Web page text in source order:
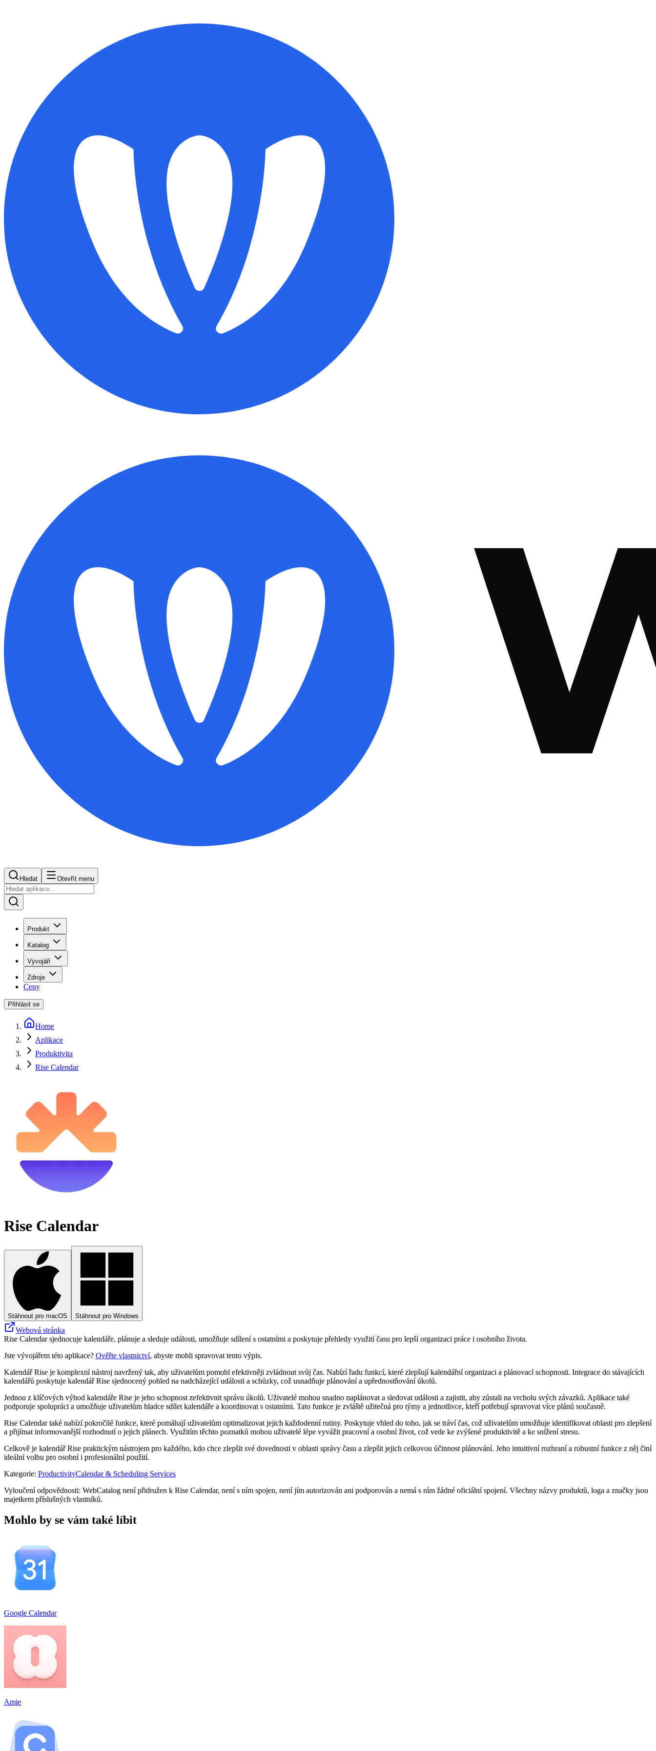
Hledat Otevřít menu
Produkt
Katalog
Vývojáři
Zdroje
Ceny
Přihlásit se
Home
Aplikace
Produktivita
Rise Calendar
Rise Calendar
Stáhnout pro macOS Stáhnout pro Windows
Webová stránka
Rise Calendar sjednocuje kalendáře, plánuje a sleduje události, umožňuje sdílení s ostatními a poskytuje přehledy využití času pro lepší organizaci práce i osobního života.
Jste vývojářem této aplikace? Ověřte vlastnictví, abyste mohli spravovat tento výpis.
Kalendář Rise je komplexní nástroj navržený tak, aby uživatelům pomohl efektivněji zvládnout svůj čas. Nabízí řadu funkcí, které zlepšují kalendářní organizaci a plánovací schopnosti. Integrace do stávajících
kalendářů poskytuje kalendář Rise sjednocený pohled na nadcházející události a schůzky, což usnadňuje plánování a upřednostňování úkolů.
Jednou z klíčových výhod kalendáře Rise je jeho schopnost zefektivnit správu úkolů. Uživatelé mohou snadno naplánovat a sledovat události a zajistit, aby zůstali na vrcholu svých závazků. Aplikace také
podporuje spolupráci a umožňuje uživatelům hladce sdílet kalendáře a koordinovat s ostatními. Tato funkce je zvláště užitečná pro týmy a jednotlivce, kteří potřebují spravovat více plánů současně.
Rise Calendar také nabízí pokročilé funkce, které pomáhají uživatelům optimalizovat jejich každodenní rutiny. Poskytuje vhled do toho, jak se tráví čas, což uživatelům umožňuje identifikovat oblasti pro zlepšení
a přijímat informovanější rozhodnutí o jejich plánech. Využitím těchto poznatků mohou uživatelé lépe vyvážit pracovní a osobní život, což vede ke zvýšené produktivitě a ke snížení stresu.
Celkově je kalendář Rise praktickým nástrojem pro každého, kdo chce zlepšit své dovednosti v oblasti správy času a zlepšit jejich celkovou účinnost plánování. Jeho intuitivní rozhraní a robustní funkce z něj činí
ideální volbu pro osobní i profesionální použití.
Kategorie: ProductivityCalendar & Scheduling Services
Vyloučení odpovědnosti: WebCatalog není přidružen k Rise Calendar, není s ním spojen, není jím autorizován ani podporován a nemá s ním žádné oficiální spojení. Všechny názvy produktů, loga a značky jsou
majetkem příslušných vlastníků.
Mohlo by se vám také líbit
Google Calendar
Amie